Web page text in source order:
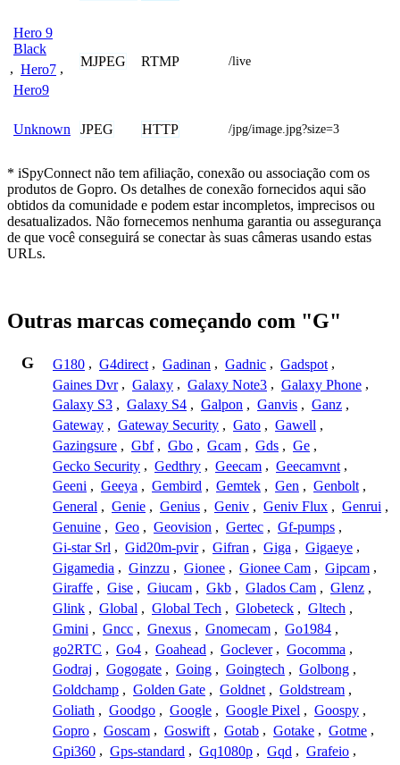
Hero 9
Black
, Hero7 ,
Hero9
MJPEG RTMP /live
Unknown JPEG HTTP /jpg/image.jpg?size=3
* iSpyConnect não tem afiliação, conexão ou associação com os
produtos de Gopro. Os detalhes de conexão fornecidos aqui são
obtidos da comunidade e podem estar incompletos, imprecisos ou
desatualizados. Não fornecemos nenhuma garantia ou assegurança
de que você conseguirá se conectar às suas câmeras usando estas
URLs.
Outras marcas começando com "G"
G G180 , G4direct , Gadinan , Gadnic , Gadspot ,
Gaines Dvr , Galaxy , Galaxy Note3 , Galaxy Phone ,
Galaxy S3 , Galaxy S4 , Galpon , Ganvis , Ganz ,
Gateway , Gateway Security , Gato , Gawell ,
Gazingsure , Gbf , Gbo , Gcam , Gds , Ge ,
Gecko Security , Gedthry , Geecam , Geecamvnt ,
Geeni , Geeya , Gembird , Gemtek , Gen , Genbolt ,
General , Genie , Genius , Geniv , Geniv Flux , Genrui ,
Genuine , Geo , Geovision , Gertec , Gf-pumps ,
Gi-star Srl , Gid20m-pvir , Gifran , Giga , Gigaeye ,
Gigamedia , Ginzzu , Gionee , Gionee Cam , Gipcam ,
Giraffe , Gise , Giucam , Gkb , Glados Cam , Glenz ,
Glink , Global , Global Tech , Globeteck , Gltech ,
Gmini , Gncc , Gnexus , Gnomecam , Go1984 ,
go2RTC , Go4 , Goahead , Goclever , Gocomma ,
Godraj , Gogogate , Going , Goingtech , Golbong ,
Goldchamp , Golden Gate , Goldnet , Goldstream ,
Goliath , Goodgo , Google , Google Pixel , Goospy ,
Gopro , Goscam , Goswift , Gotab , Gotake , Gotme ,
Gpi360 , Gps-standard , Gq1080p , Gqd , Grafeio ,